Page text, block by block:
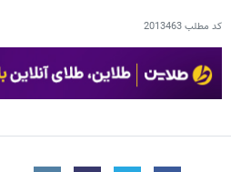
کد مطلب2013463